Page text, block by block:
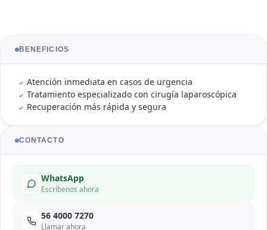
BENEFICIOS
Atención inmediata en casos de urgencia
Tratamiento especializado con cirugía laparoscópica
Recuperación más rápida y segura
CONTACTO
WhatsApp
Escríbenos ahora
56 4000 7270
Llamar ahora